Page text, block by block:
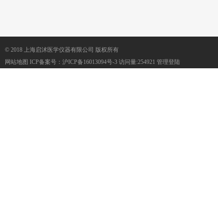
© 2018 上海启沭医学仪器有限公司 版权所有
网站地图 ICP备案号： 沪ICP备16013094号-3 访问量:254921 管理登陆